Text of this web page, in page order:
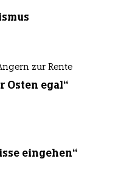
zur Rente
Osten egal“
eingehen“